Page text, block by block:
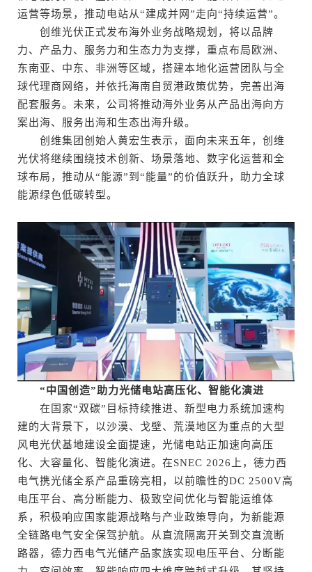
运营等场景，推动电站从“建成并网”走向“持续运营”。
创维光伏正式发布海外业务战略规划，将以品牌
力、产品力、服务力和生态力为支撑，重点布局欧洲、
东南亚、中东、非洲等区域，搭建本地化运营团队与全
球代理商网络，并依托海南自贸港政策优势，完善出海
配套服务。未来，公司将推动海外业务从产品出海向方
案出海、服务出海和生态出海升级。
创维集团创始人黄宏生表示，面向未来五年，创维
光伏将继续围绕技术创新、场景落地、数字化运营和全
球布局，推动从“能源”到“能量”的价值跃升，助力全球
能源绿色低碳转型。
“中国创造”助力光储电站高压化、智能化演进
在国家“双碳”目标持续推进、新型电力系统加速构
建的大背景下，以沙漠、戈壁、荒漠地区为重点的大型
风电光伏基地建设全面提速，光储电站正加速向高压
化、大容量化、智能化演进。在SNEC 2026上，德力西
电气携光储全系产品重磅亮相，以前瞻性的DC 2500V高
电压平台、高分断能力、极致空间优化与智能运维体
系，积极响应国家能源战略与产业政策导向，为新能源
全链路电气安全保驾护航。从直流隔离开关到交直流断
路器，德力西电气光储产品家族实现电压平台、分断能